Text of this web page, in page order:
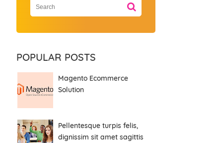
POPULAR POSTS
Magento Ecommerce
Solution
Pellentesque turpis felis,
dignissim sit amet sagittis